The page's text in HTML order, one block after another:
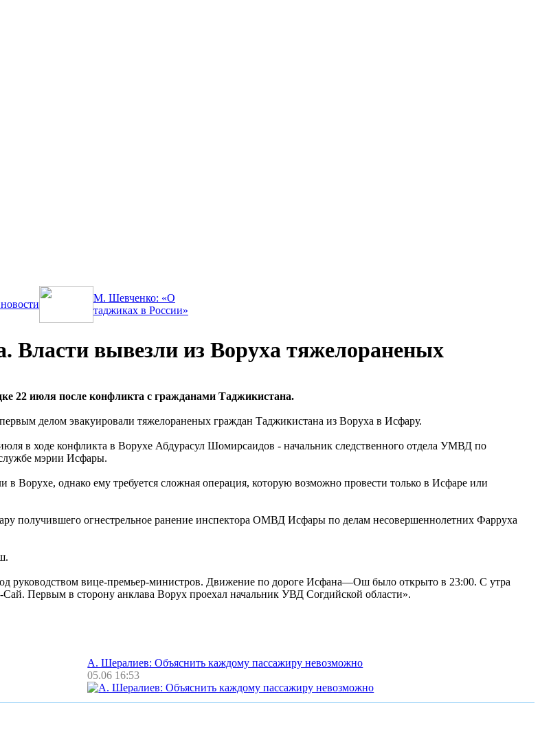
М. Шевченко: «О
таджиках в России»
Власти вывезли из Воруха тяжелораненых
22 июля после конфликта с гражданами Таджикистана.
делом эвакуировали тяжелораненых граждан Таджикистана из Воруха в Исфару.
в ходе конфликта в Ворухе Абдурасул Шомирсаидов - начальник следственного отдела УМВД по
мэрии Исфары.
Ворухе, однако ему требуется сложная операция, которую возможно провести только в Исфаре или
получившего огнестрельное ранение инспектора ОМВД Исфары по делам несовершеннолетних Фарруха
руководством вице-премьер-министров. Движение по дороге Исфана—Ош было открыто в 23:00. С утра
Первым в сторону анклава Ворух проехал начальник УВД Согдийской области».
А. Шералиев: Объяснить каждому пассажиру невозможно
05.06 16:53